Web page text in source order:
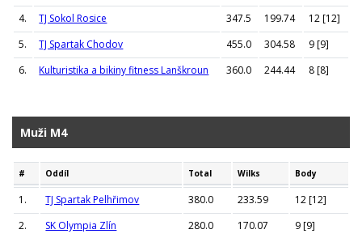
4.
TJ Sokol Rosice 347.5 199.74
12 [12]
5.
TJ Spartak Chodov 455.0 304.58
9 [9]
6.
Kulturistika a bikiny fitness Lanškroun 360.0 244.44 8 [8]
Muži M4
# Oddíl Total Wilks Body
1. TJ Spartak Pelhřimov 380.0 233.59
12 [12]
2.
SK Olympia Zlín 280.0 170.07 9 [9]